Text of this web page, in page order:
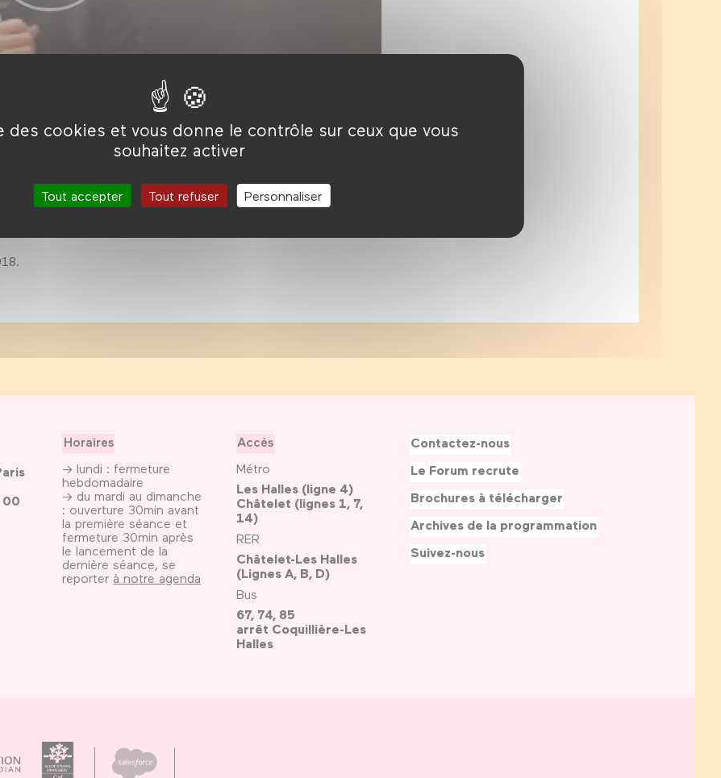
des cookies et vous donne le contrôle sur ceux que vous
souhaitez activer
Tout accepter Tout refuser Personnaliser
a pour but d’analyser les représentations liées à un sujet
images du travail: comment se fabriquent-elles? Quels en
du travail et le transformer en œuvre?
00
Horaires
→ lundi : fermeture
hebdomadaire
→ du mardi au dimanche
: ouverture 30min avant
la première séance et
fermeture 30min après
le lancement de la
dernière séance, se
reporter à notre agenda
Accès
Métro
Les Halles (ligne 4)
Châtelet (lignes 1, 7,
14)
RER
Châtelet-Les Halles
(Lignes A, B, D)
Bus
67, 74, 85
arrêt Coquillière-Les
Halles
Contactez-nous
Le Forum recrute
Brochures à télécharger
Archives de la programmation
Suivez-nous